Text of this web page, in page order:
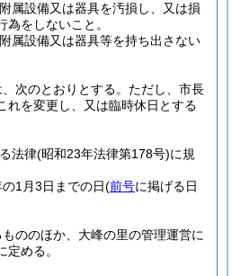
属設備又は器具を汚損し、又は損
をしないこと。
属設備又は器具等を持ち出さない
次のとおりとする。 ただし、市長
れを変更し、又は臨時休日とする
法律(昭和23年法律第178号)に規
1月3日までの日(前号に掲げる日
ののほか、大峰の里の管理運営に
める。